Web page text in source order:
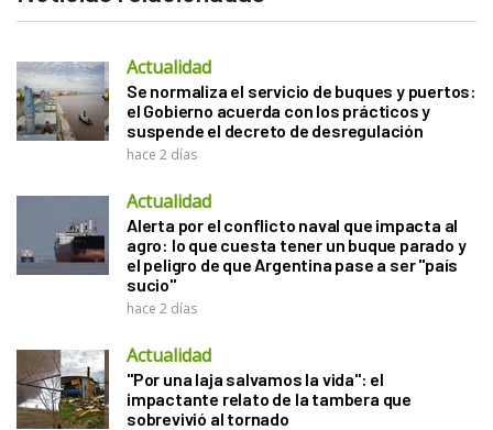
Actualidad
Se normaliza el servicio de buques y puertos:
el Gobierno acuerda con los prácticos y
suspende el decreto de desregulación
hace 2 días
Actualidad
Alerta por el conflicto naval que impacta al
agro: lo que cuesta tener un buque parado y
el peligro de que Argentina pase a ser "país
sucio"
hace 2 días
Actualidad
"Por una laja salvamos la vida": el
impactante relato de la tambera que
sobrevivió al tornado